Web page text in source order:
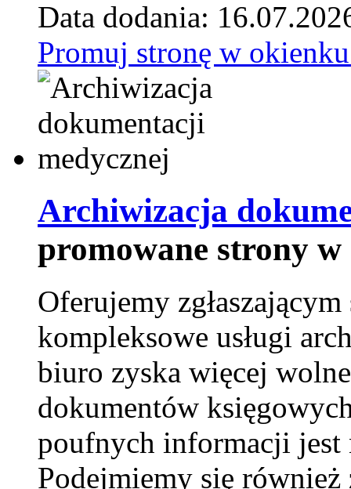
Data dodania:
Promuj stronę w
Archiwizacja
promowane strony
Oferujemy
kompleksowe usługi
biuro zyska więcej
dokumentów
poufnych informacji jest
Podejmiemy się